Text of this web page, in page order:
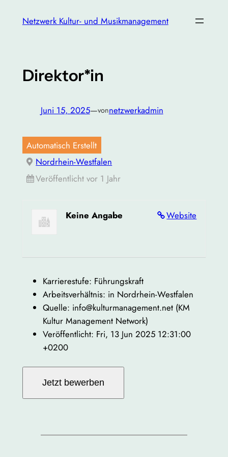
InhaltNetzwerk Kultur- und Musikmanagement
Direktor*in
Juni 15, 2025—vonnetzwerkadmin
Automatisch Erstellt
Nordrhein-Westfalen
Veröffentlicht vor 1 Jahr
Website
Keine Angabe
Karrierestufe: Führungskraft
Arbeitsverhältnis: in Nordrhein-Westfalen
Quelle: info@kulturmanagement.net (KM
Kultur Management Network)
Veröffentlicht: Fri, 13 Jun 2025 12:31:00
+0200